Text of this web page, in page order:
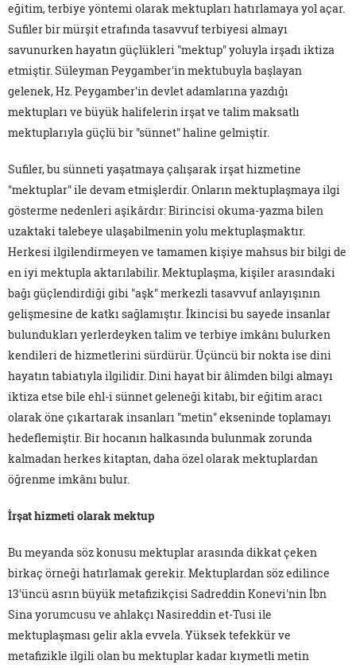
eğitim, terbiye yöntemi olarak mektupları hatırlamaya yol açar.
Sufiler bir mürşit etrafında tasavvuf terbiyesi almayı
savunurken hayatın güçlükleri "mektup" yoluyla irşadı iktiza
etmiştir. Süleyman Peygamber'in mektubuyla başlayan
gelenek, Hz. Peygamber'in devlet adamlarına yazdığı
mektupları ve büyük halifelerin irşat ve talim maksatlı
mektuplarıyla güçlü bir "sünnet" haline gelmiştir.
Sufiler, bu sünneti yaşatmaya çalışarak irşat hizmetine
"mektuplar" ile devam etmişlerdir. Onların mektuplaşmaya ilgi
gösterme nedenleri aşikârdır: Birincisi okuma-yazma bilen
uzaktaki talebeye ulaşabilmenin yolu mektuplaşmaktır.
Herkesi ilgilendirmeyen ve tamamen kişiye mahsus bir bilgi de
en iyi mektupla aktarılabilir. Mektuplaşma, kişiler arasındaki
bağı güçlendirdiği gibi "aşk" merkezli tasavvuf anlayışının
gelişmesine de katkı sağlamıştır. İkincisi bu sayede insanlar
bulundukları yerlerdeyken talim ve terbiye imkânı bulurken
kendileri de hizmetlerini sürdürür. Üçüncü bir nokta ise dini
hayatın tabiatıyla ilgilidir. Dini hayat bir âlimden bilgi almayı
iktiza etse bile ehl-i sünnet geleneği kitabı, bir eğitim aracı
olarak öne çıkartarak insanları "metin" ekseninde toplamayı
hedeflemiştir. Bir hocanın halkasında bulunmak zorunda
kalmadan herkes kitaptan, daha özel olarak mektuplardan
öğrenme imkânı bulur.
İrşat hizmeti olarak mektup
Bu meyanda söz konusu mektuplar arasında dikkat çeken
birkaç örneği hatırlamak gerekir. Mektuplardan söz edilince
13'üncü asrın büyük metafizikçisi Sadreddin Konevi'nin İbn
Sina yorumcusu ve ahlakçı Nasireddin et-Tusi ile
mektuplaşması gelir akla evvela. Yüksek tefekkür ve
metafizikle ilgili olan bu mektuplar kadar kıymetli metin